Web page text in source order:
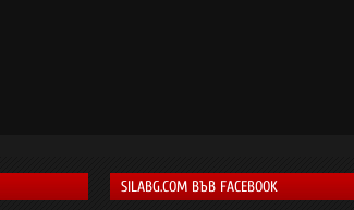
SILABG.COM ВЪВ FACEBOOK